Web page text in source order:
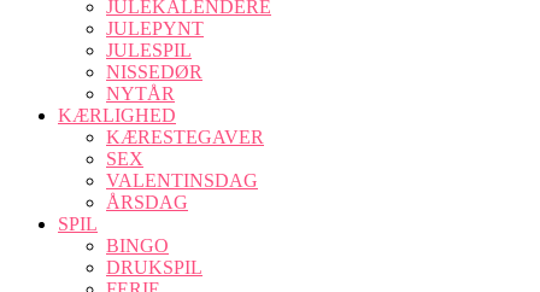
JULEKALENDERE
JULEPYNT
JULESPIL
NISSEDØR
NYTÅR
KÆRLIGHED
KÆRESTEGAVER
SEX
VALENTINSDAG
ÅRSDAG
SPIL
BINGO
DRUKSPIL